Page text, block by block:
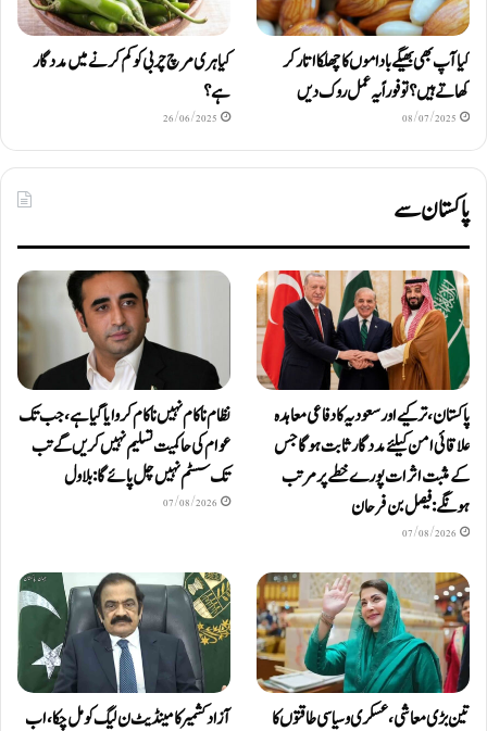
کیا آپ بھی بھیگے باداموں کا چھلکا اتار کر
کھاتے ہیں؟ تو فوراً یہ عمل روک دیں
08/07/2025
کیا ہری مرچ چربی کو کم کرنے میں مددگار
ہے؟
26/06/2025
پاکستان سے
پاکستان، ترکیے اور سعودیہ کا دفاعی معاہدہ
علاقائی امن کیلئے مددگار ثابت ہوگا جس
کے مثبت اثرات پورے خطے پر مرتب
ہونگے: فیصل بن فرحان
07/08/2026
نظام ناکام نہیں ناکام کروایاگیا ہے، جب تک
عوام کی حاکمیت تسلیم نہیں کریں گے تب
تک سسٹم نہیں چل پائےگا: بلاول
07/08/2026
تین بڑی معاشی، عسکری و سیاسی طاقتوں کا آزاد کشمیر کا مینڈیٹ ن لیگ کو مل چکا، اب